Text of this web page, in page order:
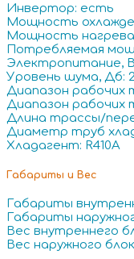
Инвертор: есть
Мощность
Мощность
Потребляемая
Электропитание,
Уровень шума, Дб:
Диапазон рабочих
Диапазон рабочих
Длина трассы/
Диаметр труб
Хладагент: R410A
Габариты и Вес
Габариты
Габариты
Вес внутреннего
Вес наружного